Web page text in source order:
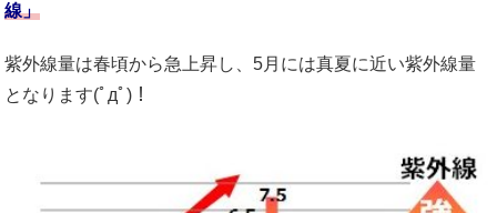
線」
紫外線量は春頃から急上昇し、5月には真夏に近い紫外線量
となります(ﾟдﾟ)！